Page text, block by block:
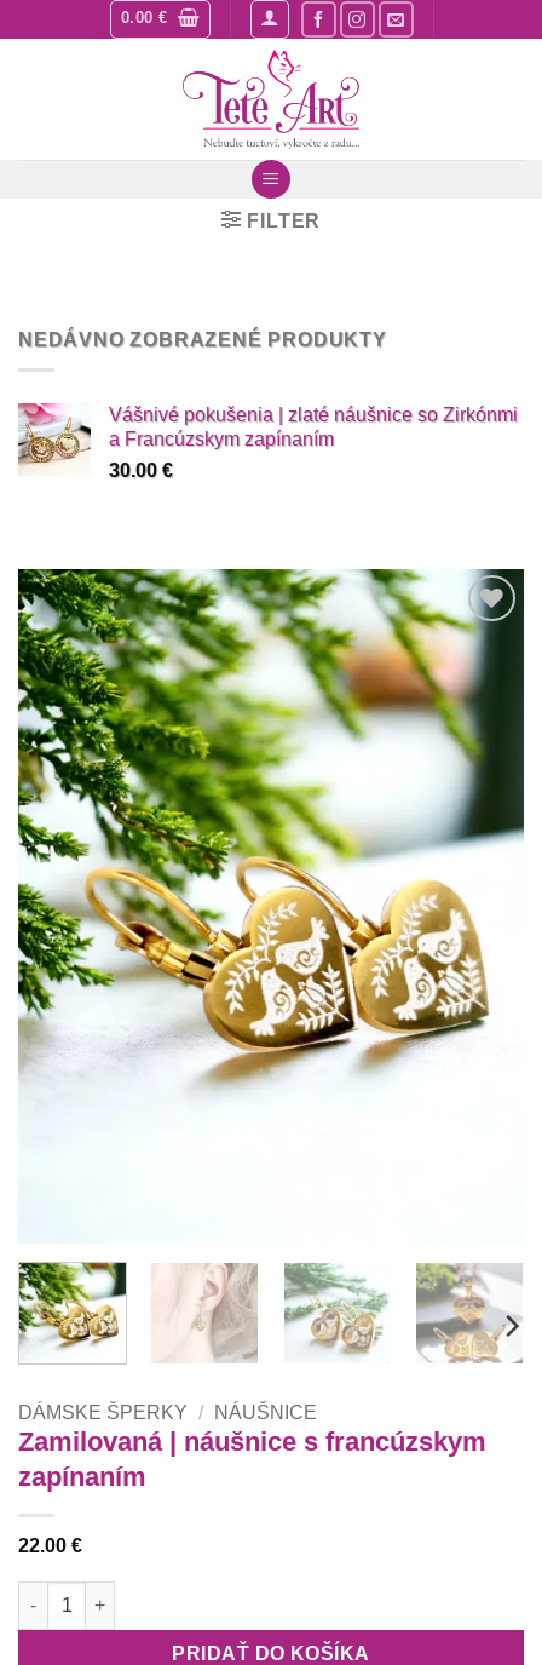
to
0.00 €
FILTER
NEDÁVNO ZOBRAZENÉ PRODUKTY
Vášnivé pokušenia | zlaté náušnice so Zirkónmi
a Francúzskym zapínaním
30.00 €
krasotinku
si prosím
DÁMSKE ŠPERKY / NÁUŠNICE
Zamilovaná | náušnice s francúzskym
zapínaním
22.00 €
množstvo Zamilovaná | náušnice s francúzskym zapínaním
PRIDAŤ DO KOŠÍKA